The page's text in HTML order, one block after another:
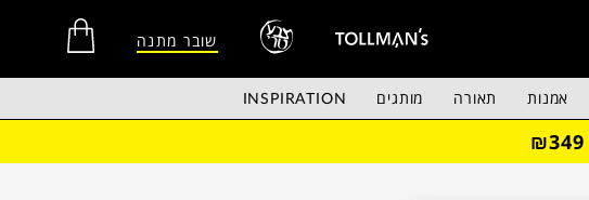
שובר מתנה
אמנות תאורה מותגים INSPIRATION
₪349